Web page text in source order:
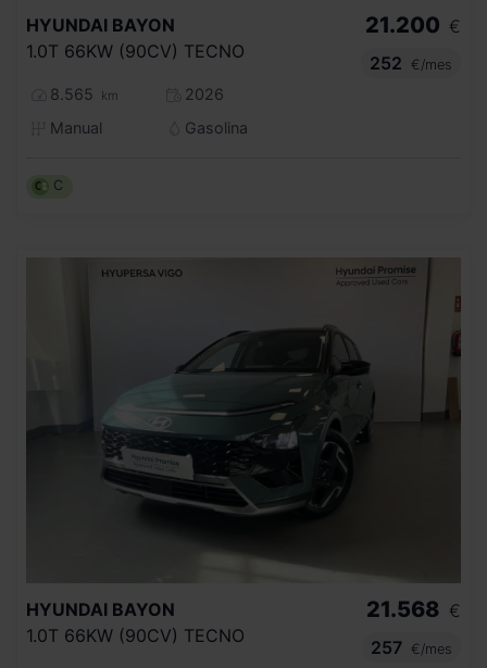
HYUNDAI BAYON
1.0T 66KW (90CV) TECNO
8.565 km
2026
Manual
Gasolina
21.200 €
252
€/mes
C
HYUNDAI BAYON
1.0T 66KW (90CV) TECNO
21.568 €
257
€/mes